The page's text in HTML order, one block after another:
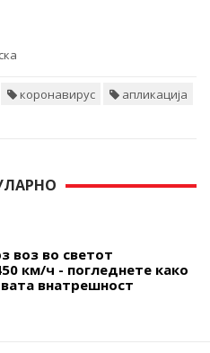
коронавирус
апликација
воз во светот
км/ч - погледнете како
внатрешност